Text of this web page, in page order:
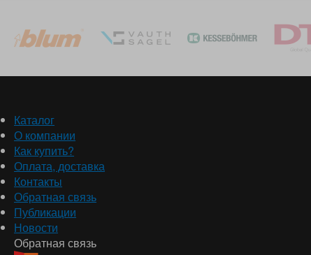
Каталог
О компании
Как купить?
Оплата, доставка
Контакты
Обратная связь
Публикации
Новости
Обратная связь